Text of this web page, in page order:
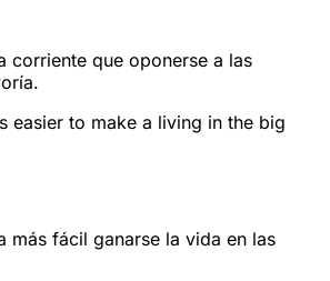
corriente que oponerse a las
easier to make a living in the big
más fácil ganarse la vida en las